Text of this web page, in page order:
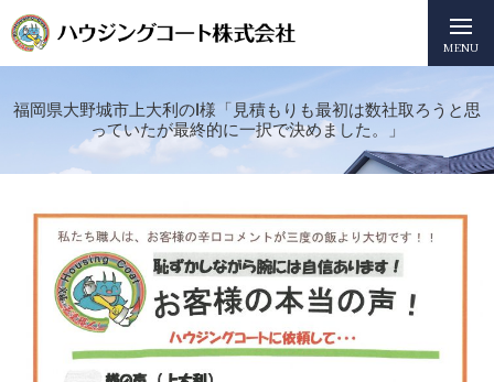
MENU
福岡県大野城市上大利のI様「見積もりも最初は数社取ろうと思
っていたが最終的に一択で決めました。」